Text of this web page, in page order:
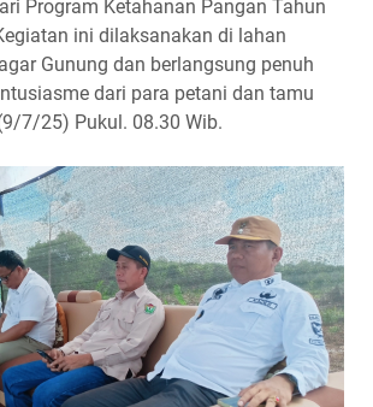
Program Ketahanan Pangan Tahun
ini dilaksanakan di lahan
Gunung dan berlangsung penuh
dari para petani dan tamu
7/25) Pukul. 08.30 Wib.